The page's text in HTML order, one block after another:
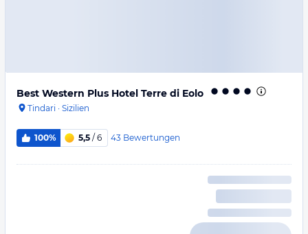
Best Western Plus Hotel Terre di Eolo
Tindari · Sizilien
100% 5,5 / 6 43 Bewertungen